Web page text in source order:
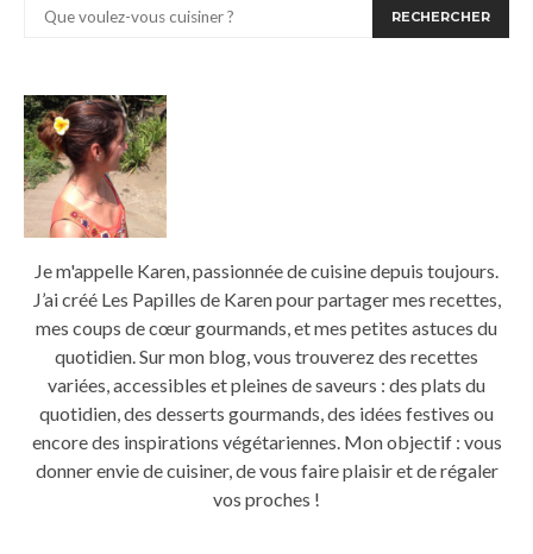
RECHERCHER
Je m'appelle Karen, passionnée de cuisine depuis toujours.
J’ai créé Les Papilles de Karen pour partager mes recettes,
mes coups de cœur gourmands, et mes petites astuces du
quotidien. Sur mon blog, vous trouverez des recettes
variées, accessibles et pleines de saveurs : des plats du
quotidien, des desserts gourmands, des idées festives ou
encore des inspirations végétariennes. Mon objectif : vous
donner envie de cuisiner, de vous faire plaisir et de régaler
vos proches !